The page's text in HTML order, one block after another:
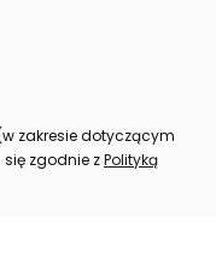
zakresie dotyczącym
zgodnie zPolityką